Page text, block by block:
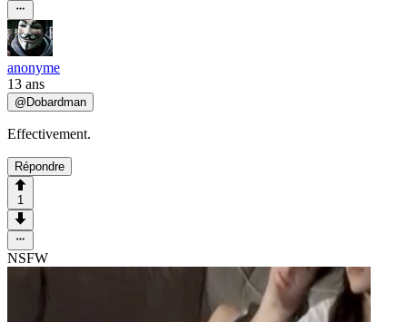
anonyme
13 ans
@ Dobardman
Effectivement.
Répondre
1
NSFW